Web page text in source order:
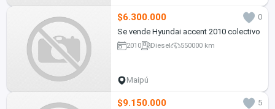
$6.300.000
0
Se vende Hyundai accent 2010 colectivo
2010 Diesel 550000 km
Maipú
$9.150.000
5